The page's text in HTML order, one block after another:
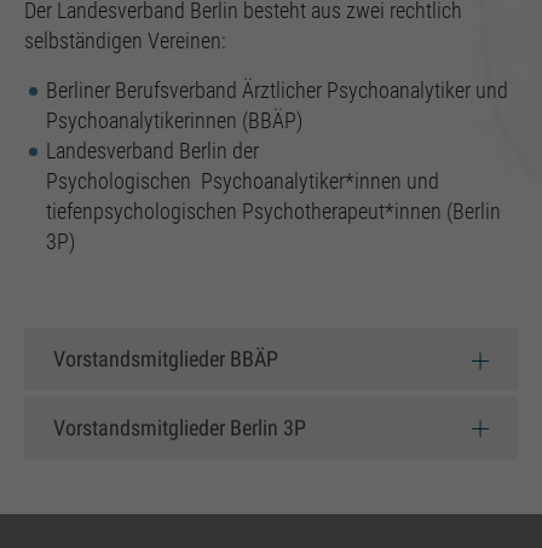
Der Landesverband Berlin besteht aus zwei rechtlich
selbständigen Vereinen:
Berliner Berufsverband Ärztlicher Psychoanalytiker und
Psychoanalytikerinnen (BBÄP)
Landesverband Berlin der
Psychologischen Psychoanalytiker*innen und
tiefenpsychologischen Psychotherapeut*innen (Berlin
3P)
Vorstandsmitglieder BBÄP
Vorstandsmitglieder Berlin 3P
Einstellungen, falls der Webseiten-Betreiber dies
eingestellt hat.